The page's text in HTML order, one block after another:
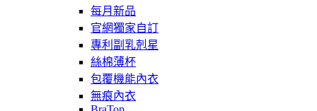
每月新品
官網獨家自訂
專利副乳剋星
絲棉薄杯
包覆機能內衣
無痕內衣